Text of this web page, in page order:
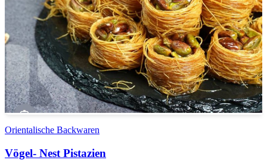
Orientalische Backwaren
Vögel- Nest Pistazien